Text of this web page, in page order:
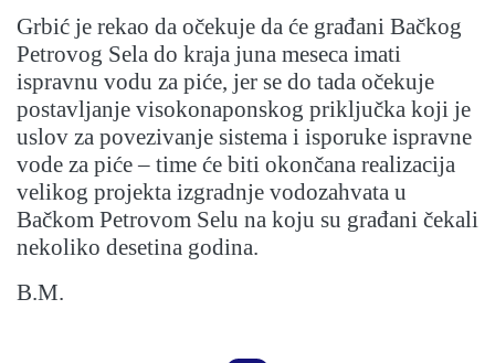
Grbić je rekao da očekuje da će građani Bačkog
Petrovog Sela do kraja juna meseca imati
ispravnu vodu za piće, jer se do tada očekuje
postavljanje visokonaponskog priključka koji je
uslov za povezivanje sistema i isporuke ispravne
vode za piće – time će biti okončana realizacija
velikog projekta izgradnje vodozahvata u
Bačkom Petrovom Selu na koju su građani čekali
nekoliko desetina godina.
B.M.